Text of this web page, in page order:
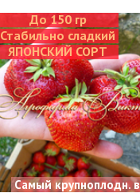
До 150 гр
Стабильно сладкий
ЯПОНСКИЙ СОРТ
Самый крупноплодн.